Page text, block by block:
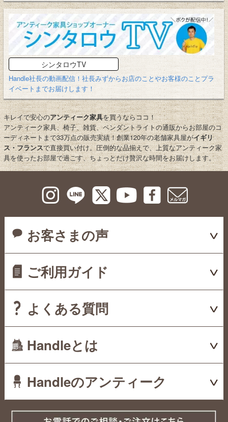
シンタロウTV
Handle社長の動画配信！社長みずからお店のことやお客様のことプラ
イベートまでお届けします！
キレイで安心のアンティーク家具を買うならココ！
アンティーク家具、椅子、雑貨、ペンダントライトの通販からお部屋のコ
ーディネートまで33万点の販売実績！創業120年の老舗家具屋がイギリ
ス・フランスで直接買い付け。圧倒的な品揃えで、上質なアンティーク家
具を使ったお部屋で過ごす、ちょっとだけ贅沢な時間をお届けします。
お客さまの声
ご利用ガイド
よくある質問
Handleとは
Handleのアンティーク